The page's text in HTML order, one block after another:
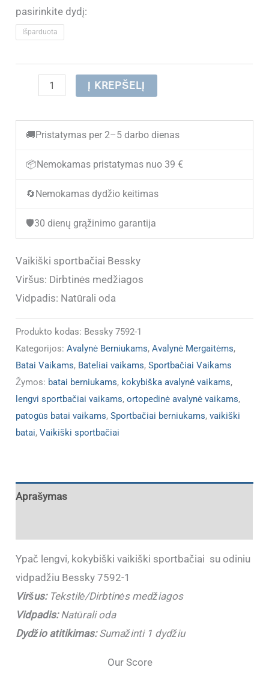
pasirinkite dydį:
Išparduota
produkto
Vaikiški
sportbačiai
Bessky
Į KREPŠELĮ
🚚 Pristatymas per 2–5 darbo dienas
📦 Nemokamas pristatymas nuo 39 €
🔄 Nemokamas dydžio keitimas
🛡️30 dienų grąžinimo garantija
Vaikiški sportbačiai Bessky
Viršus: Dirbtinės medžiagos
Vidpadis: Natūrali oda
Produkto kodas: Bessky 7592-1
Kategorijos:Avalynė Berniukams,Avalynė Mergaitėms,
Batai Vaikams, Bateliai vaikams,Sportbačiai Vaikams
Žymos: batai berniukams, kokybiška avalynė vaikams,
lengvi sportbačiai vaikams,ortopedinė avalynė vaikams,
patogūs batai vaikams,Sportbačiai berniukams,vaikiški
batai,Vaikiški sportbačiai
Aprašymas
Ypač lengvi, kokybiški vaikiški sportbačiai su odiniu
vidpadžiu Bessky 7592-1
Viršus:Tekstilė/Dirbtinės medžiagos
Vidpadis:Natūrali oda
Dydžio atitikimas:Sumažinti 1 dydžiu
Our Score